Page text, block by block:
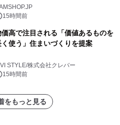
15時間前
価高で注目される「価値あるものを
く使う」住まいづくりを提案
STYLE/株式会社クレバー
15時間前
をもっと見る